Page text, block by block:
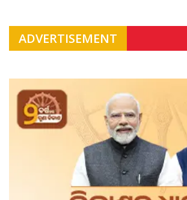
ADVERTISEMENT